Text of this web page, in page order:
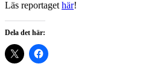
Läs reportaget här!
Dela det här: